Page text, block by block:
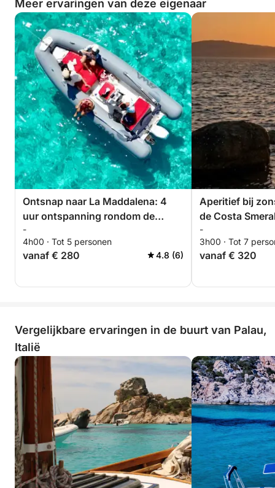
Meer ervaringen van deze eigenaar
Ontsnap naar La Maddalena: 4
uur ontspanning rondom de
archipel.
-
4h00 · Tot 5 personen
vanaf € 280 4.8 (6)
Aperitief bij
de Costa
-
3h00 · Tot 7
vanaf € 320
Vergelijkbare ervaringen in de buurt van Palau,
Italië